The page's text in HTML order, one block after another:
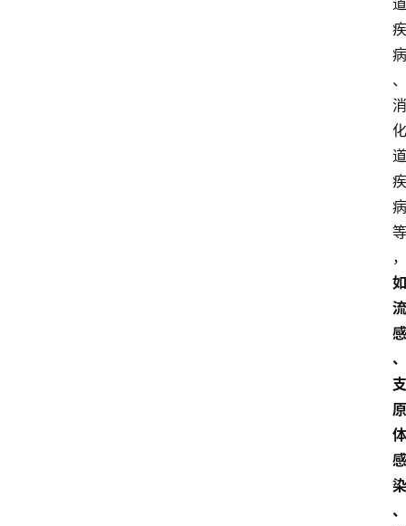
道
疾
病
、
消
化
道
疾
病
等
，
如
流
感
、
支
原
体
感
染
、